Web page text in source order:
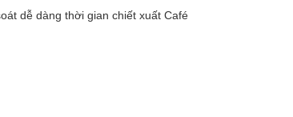
dễ dàng thời gian chiết xuất Café